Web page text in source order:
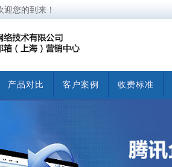
您的到来！
产品对比 客户案例 收费标准